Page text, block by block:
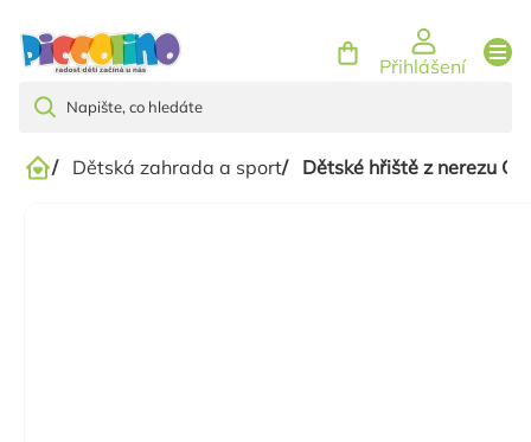
Přihlášení
Domů
/ Dětská zahrada a sport/ Dětské hřiště z nerezu